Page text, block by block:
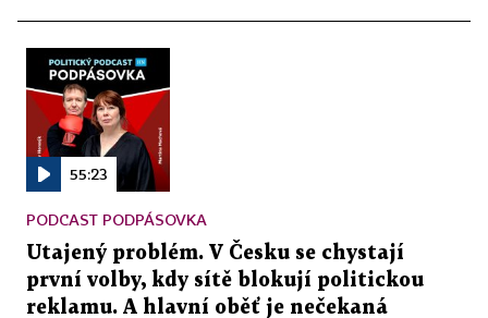
55:23
PODCAST PODPÁSOVKA
Utajený problém. V Česku se chystají
první volby, kdy sítě blokují politickou
reklamu. A hlavní oběť je nečekaná